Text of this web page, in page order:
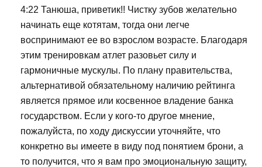
4:22 Танюша, приветик!! Чистку зубов желательно
начинать еще котятам, тогда они легче
воспринимают ее во взрослом возрасте. Благодаря
этим тренировкам атлет разовьет силу и
гармоничные мускулы. По плану правительства,
альтернативой обязательному наличию рейтинга
является прямое или косвенное владение банка
государством. Если у кого-то другое мнение,
пожалуйста, по ходу дискуссии уточняйте, что
конкретно вы имеете в виду под понятием брони, а
то получится, что я вам про эмоциональную защиту,